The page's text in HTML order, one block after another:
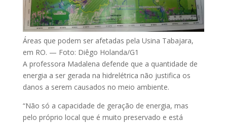
Áreas que podem ser afetadas pela Usina Tabajara,
em RO. — Foto: Diêgo Holanda/G1
A professora Madalena defende que a quantidade de
energia a ser gerada na hidrelétrica não justifica os
danos a serem causados no meio ambiente.
“Não só a capacidade de geração de energia, mas
pelo próprio local que é muito preservado e está